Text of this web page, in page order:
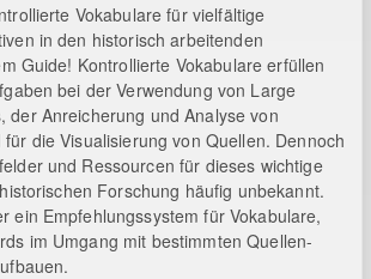
Vokabulare für vielfältige
in den historisch arbeitenden
Guide! Kontrollierte Vokabulare erfüllen
bei der Verwendung von Large
der Anreicherung und Analyse von
die Visualisierung von Quellen. Dennoch
und Ressourcen für dieses wichtige
Forschung häufig unbekannt.
ein Empfehlungssystem für Vokabulare,
im Umgang mit bestimmten Quellen-